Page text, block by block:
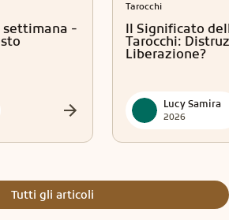
settimana -
Tarocchi
Il Significato
Tarocchi:
Liberazione?
Lucy Samira
2026
Tutti gli articoli